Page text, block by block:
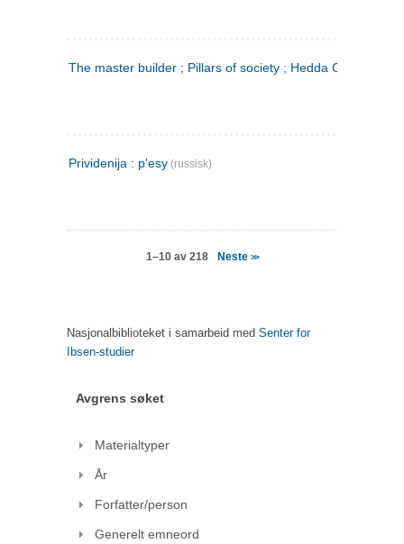
The master builder ; Pillars of society ; Hedda Gabler
Prividenija : p'esy (russisk)
1–10 av 218 Neste >>
Nasjonalbiblioteket i samarbeid med Senter for
Ibsen-studier
Avgrens søket
Materialtyper
År
Forfatter/person
Generelt emneord